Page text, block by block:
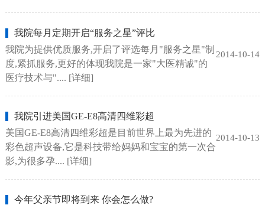
我院每月定期开启“服务之星”评比
2014-10-14
我院为提供优质服务,开启了评选每月"服务之星"制
度,紧抓服务,更好的体现我院是一家"大医精诚"的
医疗技术与".... [详细]
我院引进美国GE-E8高清四维彩超
2014-10-13
美国GE-E8高清四维彩超是目前世界上最为先进的
彩色超声设备,它是科技带给妈妈和宝宝的第一次合
影,为很多孕.... [详细]
今年父亲节即将到来 你会怎么做?